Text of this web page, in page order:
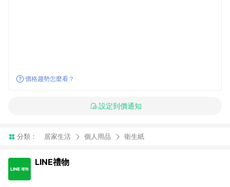
價格趨勢怎麼看？
設定到價通知
分類： 居家生活 個人用品 衛生紙
LINE禮物